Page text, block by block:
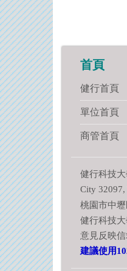
首頁
健行首頁
單位首頁
商管首頁
健行科技大
City 32097,
桃園市中
健行科技
意見反映
建議使用